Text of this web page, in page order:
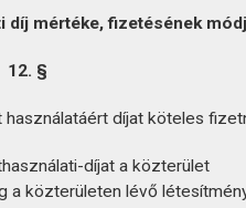
díj mértéke, fizetésének
12. §
díjat köteles
díjat a közterület
a közterületen lévő